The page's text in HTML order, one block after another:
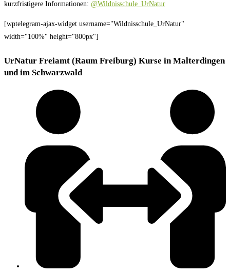
kurzfristigere Informationen: @Wildnisschule_UrNatur
[wptelegram-ajax-widget username="Wildnisschule_UrNatur"
width="100%" height="800px"]
UrNatur Freiamt (Raum Freiburg) Kurse in Malterdingen
und im Schwarzwald